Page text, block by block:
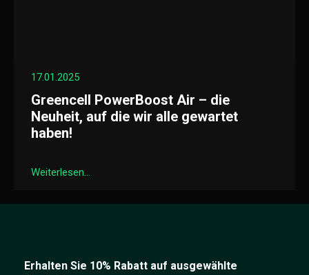
17.01.2025
Greencell PowerBoost Air – die
Neuheit, auf die wir alle gewartet
haben!
Weiterlesen...
Erhalten Sie 10% Rabatt auf ausgewählte